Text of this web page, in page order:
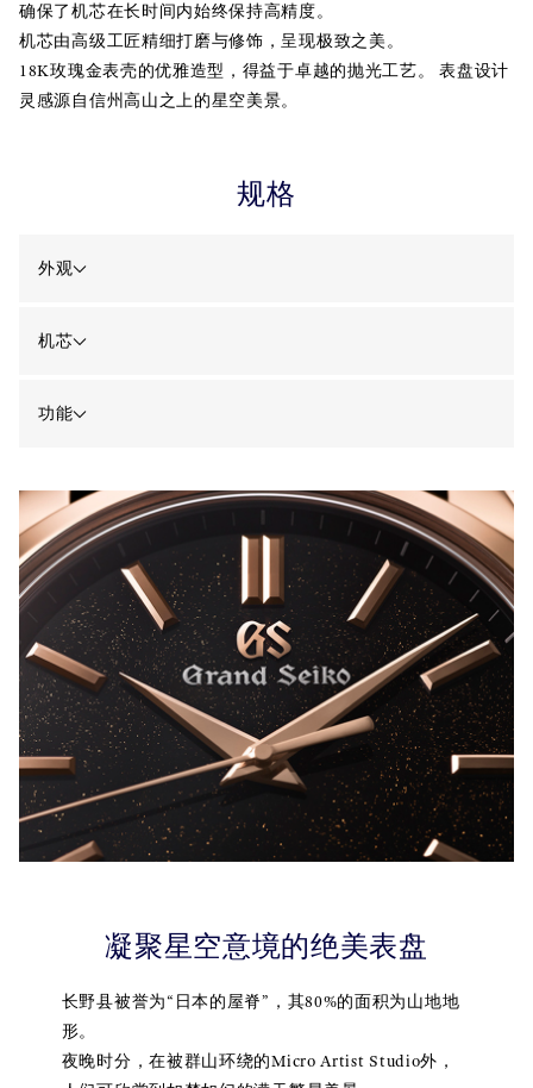
确保了机芯在长时间内始终保持高精度。
机芯由高级工匠精细打磨与修饰，呈现极致之美。
18K玫瑰金表壳的优雅造型，得益于卓越的抛光工艺。 表盘设计
灵感源自信州高山之上的星空美景。
规格
外观
机芯
功能
凝聚星空意境的绝美表盘
长野县被誉为“日本的屋脊”，其80%的面积为山地地
形。
夜晚时分，在被群山环绕的Micro Artist Studio外，